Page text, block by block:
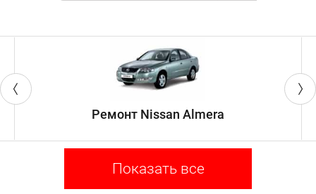
Ремонт Nissan Almera
Показать все